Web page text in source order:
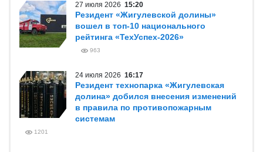
27 июля 2026 15:20
Резидент «Жигулевской долины»
вошел в топ-10 национального
рейтинга «ТехУспех-2026»
963
24 июля 2026 16:17
Резидент технопарка «Жигулевская
долина» добился внесения изменений
в правила по противопожарным
системам
1201